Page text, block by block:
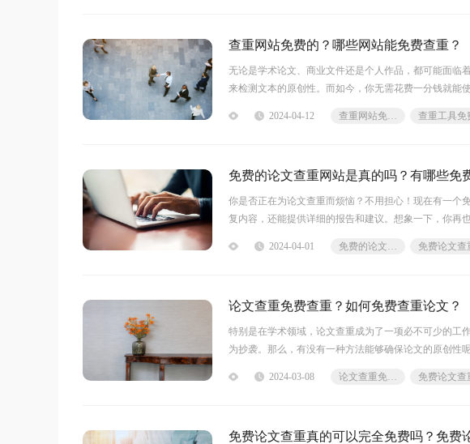
查重网站免费的？哪些网站能免费查重？
无论是学术论文、商业文件还是个人作品，都可能面临
来检测文本的原创性。而如今，你无需花费一分钱就能
免费的查重网站都能给你提供帮助。让我们一
2024-04-12 查重网站免费的 查重工具免
免费的论文查重网站是真的吗？有哪些免
你是否正在为论文查重而烦恼？不用担心！现在有一个
复内容，还能提供详细的报告和建议。想象一下，你再
力助手。无需等待，立即体验这个免费的神奇网站给你
2024-04-01 免费的论文查重网站 免费论文查
论文查重免费查重？如何免费查重论文？
特别是在学术领域，论文查重成为了一项必不可少的工
为抄袭。那么，有没有一种方法能够确保论文的原创性
我们一起来探
2024-03-08 论文查重免费查重 免费论文查
免费论文查重真的可以完全免费吗？免费